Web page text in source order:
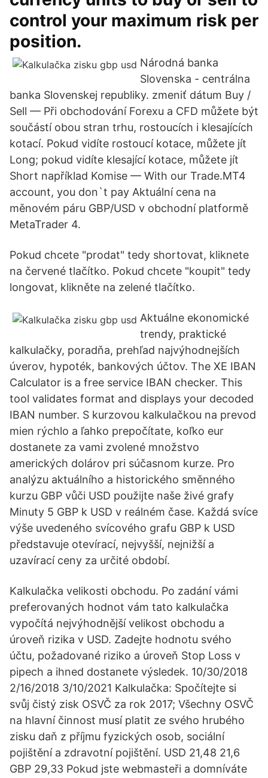
control your maximum risk per
position.
Národná banka
Slovenska - centrálna
banka Slovenskej republiky. zmeniť dátum Buy /
Sell — Při obchodování Forexu a CFD můžete být
součástí obou stran trhu, rostoucích i klesajících
kotací. Pokud vidíte rostoucí kotace, můžete jít
Long; pokud vidíte klesající kotace, můžete jít
Short například Komise — With our Trade.MT4
account, you don`t pay Aktuální cena na
měnovém páru GBP/USD v obchodní platformě
MetaTrader 4.
Pokud chcete "prodat" tedy shortovat, kliknete
na červené tlačítko. Pokud chcete "koupit" tedy
longovat, klikněte na zelené tlačítko.
Aktuálne ekonomické
trendy, praktické
kalkulačky, poradňa, prehľad najvýhodnejších
úverov, hypoték, bankových účtov. The XE IBAN
Calculator is a free service IBAN checker. This
tool validates format and displays your decoded
IBAN number. S kurzovou kalkulačkou na prevod
mien rýchlo a ľahko prepočítate, koľko eur
dostanete za vami zvolené množstvo
amerických dolárov pri súčasnom kurze. Pro
analýzu aktuálního a historického směnného
kurzu GBP vůči USD použijte naše živé grafy
Minuty 5 GBP k USD v reálném čase. Každá svíce
výše uvedeného svícového grafu GBP k USD
představuje otevírací, nejvyšší, nejnižší a
uzavírací ceny za určité období.
Kalkulačka velikosti obchodu. Po zadání vámi
preferovaných hodnot vám tato kalkulačka
vypočítá nejvýhodnější velikost obchodu a
úroveň rizika v USD. Zadejte hodnotu svého
účtu, požadované riziko a úroveň Stop Loss v
pipech a ihned dostanete výsledek. 10/30/2018
2/16/2018 3/10/2021 Kalkulačka: Spočítejte si
svůj čistý zisk OSVČ za rok 2017; Všechny OSVČ
na hlavní činnost musí platit ze svého hrubého
zisku daň z příjmu fyzických osob, sociální
pojištění a zdravotní pojištění. USD 21,48 21,6
GBP 29,33 Pokud jste webmasteři a domníváte